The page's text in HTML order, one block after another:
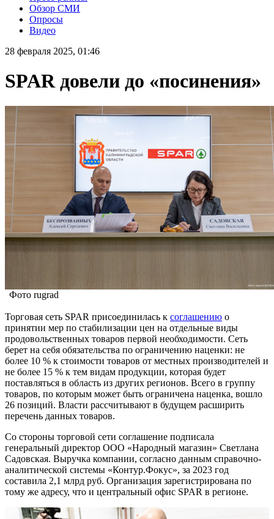
Обзор СМИ
Опросы
Видео
28 февраля 2025, 01:46
SPAR довели до «посинения»
Фото rugrad
Торговая сеть SPAR присоединилась к соглашению о
принятии мер по стабилизации цен на отдельные виды
продовольственных товаров первой необходимости. Сеть
берет на себя обязательства по ограничению наценки: не
более 10 % к стоимости товаров от местных производителей и
не более 15 % к тем видам продукции, которая будет
поставляться в область из других регионов. Всего в группу
товаров, по которым может быть ограничена наценка, вошло
26 позиций. Власти рассчитывают в будущем расширить
перечень данных товаров.
Со стороны торговой сети соглашение подписала
генеральный директор ООО «Народный магазин» Светлана
Садовская. Выручка компании, согласно данным справочно-
аналитической системы «Контур.Фокус», за 2023 год
составила 2,1 млрд руб. Организация зарегистрирована по
тому же адресу, что и центральный офис SPAR в регионе.